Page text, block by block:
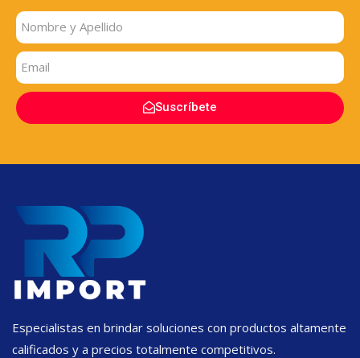
Suscríbete
Especialistas en brindar soluciones con productos altamente
calificados y a precios totalmente competitivos.